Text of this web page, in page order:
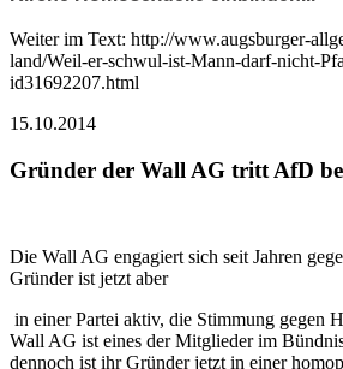
Weiter im Text: http://www.augsburger-
land/Weil-er-schwul-ist-Mann-darf-nicht-
id31692207.html
15.10.2014
Gründer der Wall AG tritt AfD
Die Wall AG engagiert sich seit Jahren
Gründer ist jetzt aber
in einer Partei aktiv, die Stimmung gegen
Wall AG ist eines der Mitglieder im
dennoch ist ihr Gründer jetzt in einer